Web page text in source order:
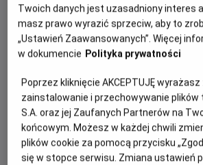
PREMIERA
10 stycznia 2025
REŻYSERIA
Maciej Kawulski
SCENARIUSZ
Krzysztof
Agnieszka
OBSADA
Piotr Fronczewski, Tomasz Kot, Janusz
Stankiewicz, Antonina Litwiniak, Konrad
WIĘCEJ SZCZEGÓŁÓW
OPIS FILMU
Po letniej przerwie Ada Niezgódka
rozwikłać tajemnicę pochodzenia
Alberta. W tym samym czasie profesor
świata realnego, żeby odnaleźć
Twoich danych jest uzasadniony interes
masz prawo wyrazić sprzeciw, aby to
„Ustawień Zaawansowanych”. Więcej
w dokumencie Polityka prywatności
Poprzez kliknięcie AKCEPTUJĘ
zainstalowanie i przechowywanie plików
S.A. oraz jej Zaufanych Partnerów na
końcowym. Możesz w każdej chwili
plików cookie za pomocą przycisku
się w stopce serwisu. Zmiana ustawień